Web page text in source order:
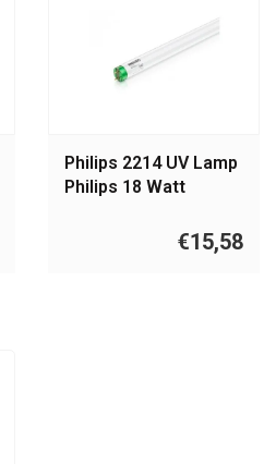
Philips 2214 UV Lamp
Philips 18 Watt
€15,58